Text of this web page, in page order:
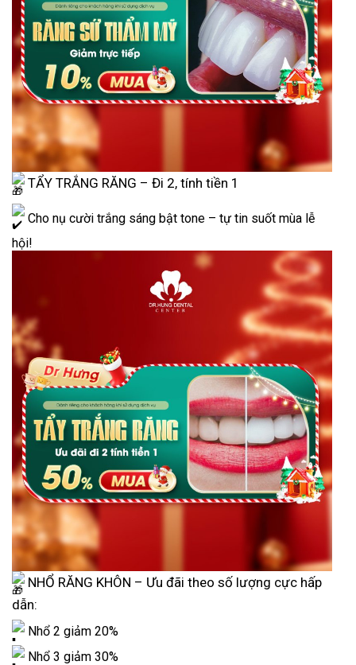
TẨY TRẮNG RĂNG – Đi 2, tính tiền 1
Cho nụ cười trắng sáng bật tone – tự tin suốt mùa lễ
hội!
NHỔ RĂNG KHÔN – Ưu đãi theo số lượng cực hấp
dẫn:
Nhổ 2 giảm 20%
Nhổ 3 giảm 30%